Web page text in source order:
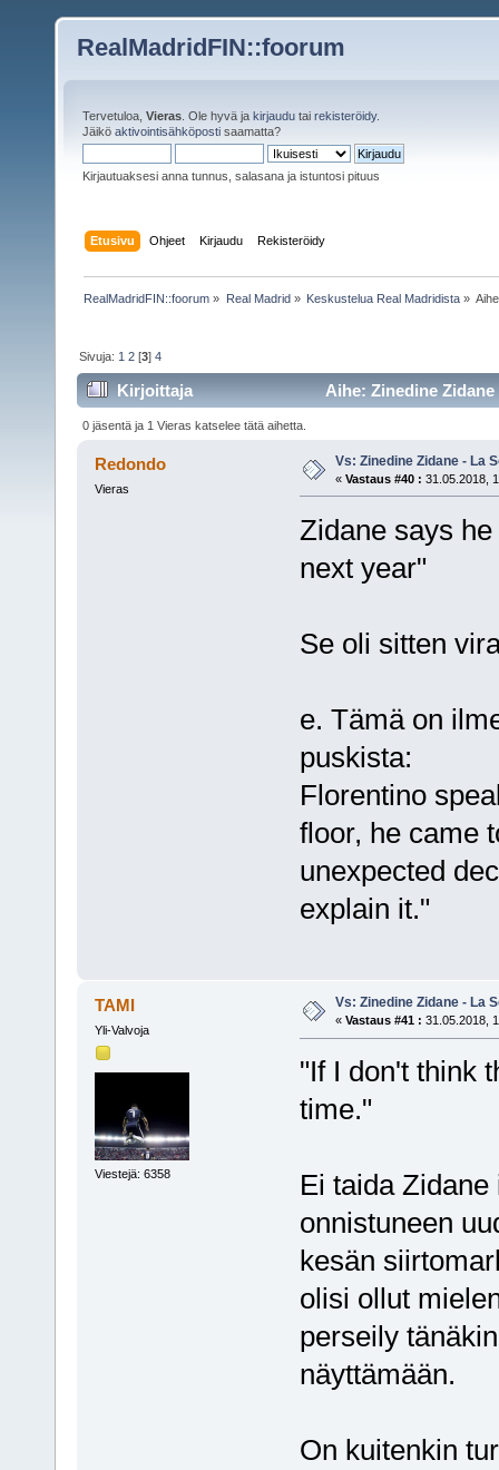
RealMadridFIN::foorum
Tervetuloa, Vieras . Ole hyvä ja kirjaudu tai rekisteröidy.
Jäikö aktivointisähköposti saamatta?
Kirjautuaksesi anna tunnus, salasana ja istuntosi pituus
Etusivu Ohjeet Kirjaudu Rekisteröidy
RealMadridFIN::foorum » Real Madrid» Keskustelua Real Madridista»
Sivuja: 1 2 [3]4
Kirjoittaja Aihe: Zinedine
0 jäsentä ja 1 Vieras katselee tätä aihetta.
Redondo
Vieras
Vs: Zinedine Zidane - La
« Vastaus #40 : 31.05.2018,
Zidane says
next year"
Se oli sitten
e. Tämä on
puskista:
Florentino
floor, he came
unexpected
explain it."
TAMI
Yli-Valvoja
Viestejä: 6358
Vs: Zinedine Zidane - La
« Vastaus #41 : 31.05.2018,
"If I don't think
time."
Ei taida
onnistuneen
kesän
olisi ollut
perseily
näyttämään.
On kuitenkin